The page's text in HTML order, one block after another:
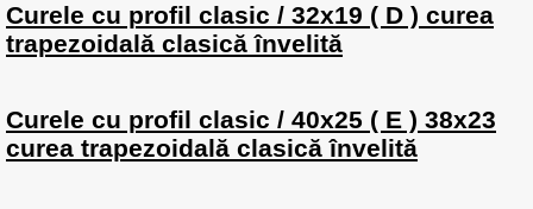
Curele cu profil clasic / 32x19 ( D ) curea
trapezoidală clasică învelită
Curele cu profil clasic / 40x25 ( E ) 38x23
curea trapezoidală clasică învelită